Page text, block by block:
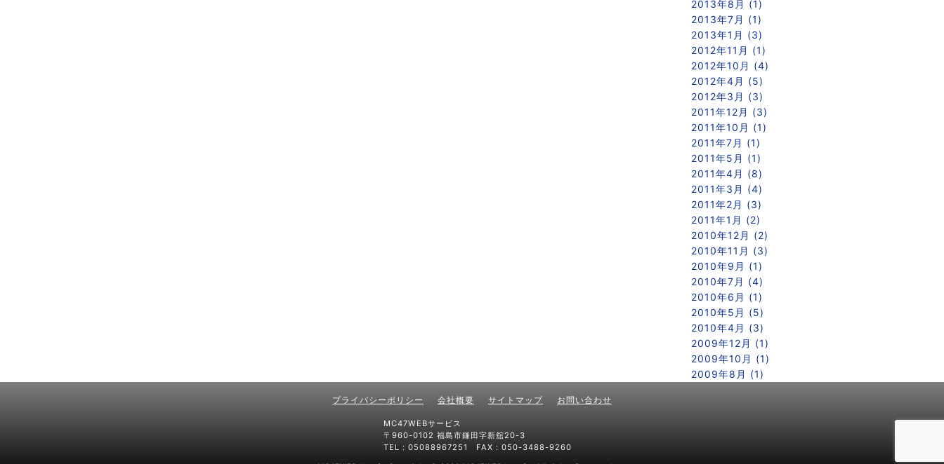
2013年8月 (1)
2013年7月 (1)
2013年1月 (3)
2012年11月 (1)
2012年10月 (4)
2012年4月 (5)
2012年3月 (3)
2011年12月 (3)
2011年10月 (1)
2011年7月 (1)
2011年5月 (1)
2011年4月 (8)
2011年3月 (4)
2011年2月 (3)
2011年1月 (2)
2010年12月 (2)
2010年11月 (3)
2010年9月 (1)
2010年7月 (4)
2010年6月 (1)
2010年5月 (5)
2010年4月 (3)
2009年12月 (1)
2009年10月 (1)
2009年8月 (1)
プライバシーポリシー 会社概要 サイトマップ お問い合わせ
MC47WEBサービス
〒960-0102 福島市鎌田字新舘20-3
TEL：05088967251 FAX：050-3488-9260